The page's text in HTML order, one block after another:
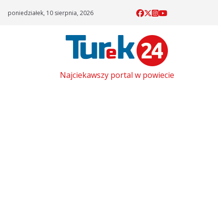
poniedziałek, 10 sierpnia, 2026
Najciekawszy portal w powiecie